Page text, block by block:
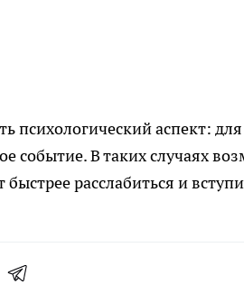
психологический аспект:
событие. В таких случаях
быстрее расслабиться и